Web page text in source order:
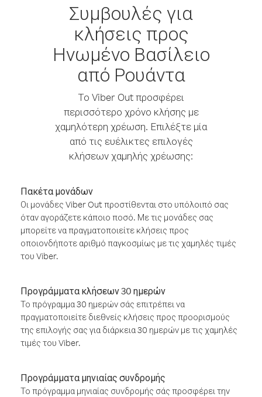
Συμβουλές για
κλήσεις προς
Ηνωμένο Βασίλειο
από Ρουάντα
Το Viber Out προσφέρει
περισσότερο χρόνο κλήσης με
χαμηλότερη χρέωση. Επιλέξτε μία
από τις ευέλικτες επιλογές
κλήσεων χαμηλής χρέωσης:
Πακέτα μονάδων
Οι μονάδες Viber Out προστίθενται στο υπόλοιπό σας
όταν αγοράζετε κάποιο ποσό. Με τις μονάδες σας
μπορείτε να πραγματοποιείτε κλήσεις προς
οποιονδήποτε αριθμό παγκοσμίως με τις χαμηλές τιμές
του Viber.
Προγράμματα κλήσεων 30 ημερών
Το πρόγραμμα 30 ημερών σάς επιτρέπει να
πραγματοποιείτε διεθνείς κλήσεις προς προορισμούς
της επιλογής σας για διάρκεια 30 ημερών με τις χαμηλές
τιμές του Viber.
Προγράμματα μηνιαίας συνδρομής
Το πρόγραμμα μηνιαίας συνδρομής σάς προσφέρει την